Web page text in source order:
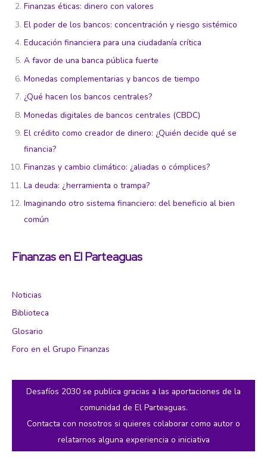
Finanzas éticas: dinero con valores
El poder de los bancos: concentración y riesgo sistémico
Educación financiera para una ciudadanía crítica
A favor de una banca pública fuerte
Monedas complementarias y bancos de tiempo
¿Qué hacen los bancos centrales?
Monedas digitales de bancos centrales (CBDC)
El crédito como creador de dinero: ¿Quién decide qué se
financia?
Finanzas y cambio climático: ¿aliadas o cómplices?
La deuda: ¿herramienta o trampa?
Imaginando otro sistema financiero: del beneficio al bien
común
Finanzas en El Parteaguas
Noticias
Biblioteca
Glosario
Foro en el Grupo Finanzas
Desafíos 2030 se publica gracias a las aportaciones de la
comunidad de El Parteaguas.
Contacta con nosotros si quieres colaborar como autor o
relatarnos alguna experiencia o iniciativa